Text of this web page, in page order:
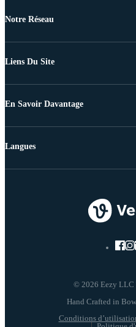
Notre Réseau
Liens Du Site
En Savoir Davantage
© 2026 Eezy LLC
Conditions
Langues